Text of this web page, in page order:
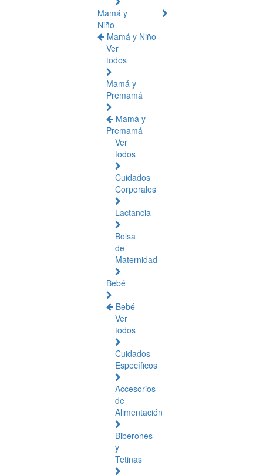
Mamá y
Niño
Mamá y Niño
Ver
todos
Mamá y
Premamá
Mamá y
Premamá
Ver
todos
Cuidados
Corporales
Lactancia
Bolsa
de
Maternidad
Bebé
Bebé
Ver
todos
Cuidados
Específicos
Accesorios
de
Alimentación
Biberones
y
Tetinas